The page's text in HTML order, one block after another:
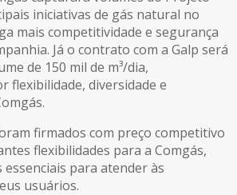
iniciativas de gás natural no
mais competitividade e segurança
Já o contrato com a Galp será
de 150 mil de m³/dia,
flexibilidade, diversidade e
firmados com preço competitivo
flexibilidades para a Comgás,
para atender às
usuários.